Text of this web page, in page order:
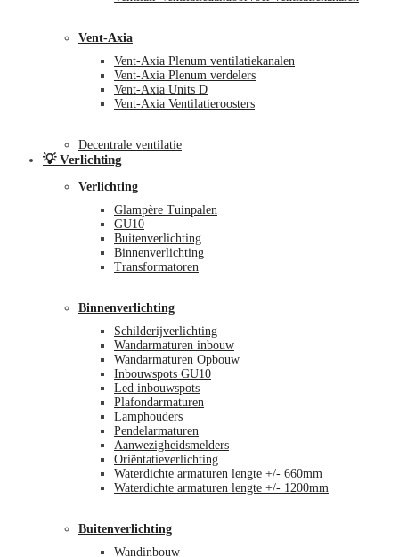
Vent-Axia
Vent-Axia Plenum ventilatiekanalen
Vent-Axia Plenum verdelers
Vent-Axia Units D
Vent-Axia Ventilatieroosters
Decentrale ventilatie
💡 Verlichting
Verlichting
Glampère Tuinpalen
GU10
Buitenverlichting
Binnenverlichting
Transformatoren
Binnenverlichting
Schilderijverlichting
Wandarmaturen inbouw
Wandarmaturen Opbouw
Inbouwspots GU10
Led inbouwspots
Plafondarmaturen
Lamphouders
Pendelarmaturen
Aanwezigheidsmelders
Oriëntatieverlichting
Waterdichte armaturen lengte +/- 660mm
Waterdichte armaturen lengte +/- 1200mm
Buitenverlichting
Wandinbouw